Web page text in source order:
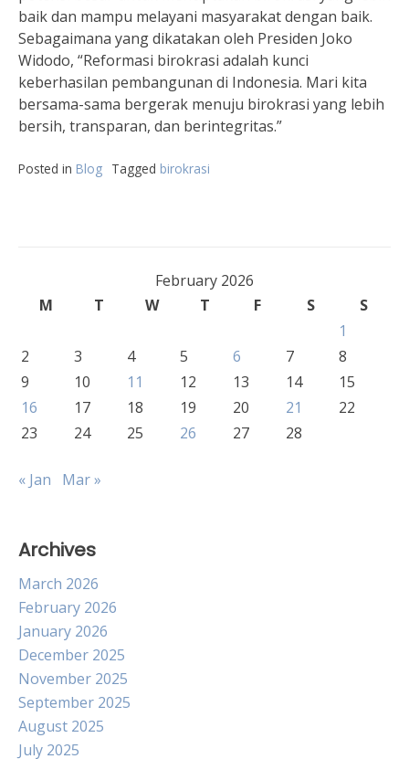
baik dan mampu melayani masyarakat dengan baik.
Sebagaimana yang dikatakan oleh Presiden Joko
Widodo, “Reformasi birokrasi adalah kunci
keberhasilan pembangunan di Indonesia. Mari kita
bersama-sama bergerak menuju birokrasi yang lebih
bersih, transparan, dan berintegritas.”
Posted in Blog Tagged birokrasi
February 2026
M
T W T F S
S
1
2
3 4 5 6 7
8
9
10 11 12 13 14
15
16
17 18 19 20 21
22
23
24 25 26 27 28
« Jan Mar »
Archives
March 2026
February 2026
January 2026
December 2025
November 2025
September 2025
August 2025
July 2025